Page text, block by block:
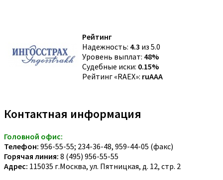
Рейтинг
Надежность: 4.3 из 5.0
Уровень выплат: 48%
Судебные иски: 0.15%
Рейтинг «RAEX»: ruAAA
Контактная информация
Головной офис:
Телефон: 956-55-55; 234-36-48, 959-44-05 (факс)
Горячая линия: 8 (495) 956-55-55
Адрес: 115035 г.Москва, ул. Пятницкая, д. 12, стр. 2